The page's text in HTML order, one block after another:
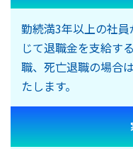
勤続満3年以上の社
じて退職金を支給す
職、死亡退職の場合
たします。